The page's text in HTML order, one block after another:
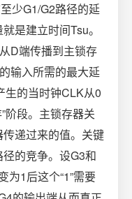
少G1/G2路径的延
是建立时间Tsu。
D端传播到主锁存
输入所需的最大延
生的当时钟CLK从0
阶段。主锁存器关
递过来的值。关键
的竞争。设G3和
为1后这个“1”需要